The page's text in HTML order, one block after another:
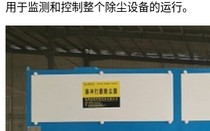
用于监测和控制整个除尘设备的运行。